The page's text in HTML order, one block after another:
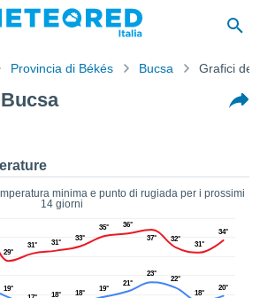
Provincia di Békés Bucsa Grafici del
minima e punto di rugiada per i prossimi
14 giorni
29°
31° 31°
33°
35°
36°
37°
32°
31°
34°
19°
18° 18°
19°
21°
23°
22°
18°
20°